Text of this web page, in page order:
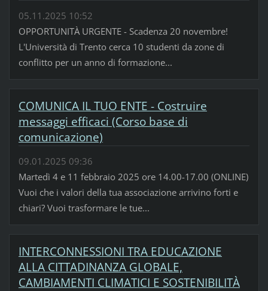
05.11.2025 10:52
OPPORTUNITÀ URGENTE - Scadenza 20 novembre!
L'Università di Trento cerca 10 studenti da zone di
conflitto per un anno di formazione...
COMUNICA IL TUO ENTE - Costruire
messaggi efficaci (Corso base di
comunicazione)
09.01.2025 09:36
Martedì 4 e 11 febbraio 2025 ore 14.00-17.00 (ONLINE)
Vuoi che i valori della tua associazione arrivino forti e
chiari? Vuoi trasformare le tue...
INTERCONNESSIONI TRA EDUCAZIONE
ALLA CITTADINANZA GLOBALE,
CAMBIAMENTI CLIMATICI E SOSTENIBILITÀ